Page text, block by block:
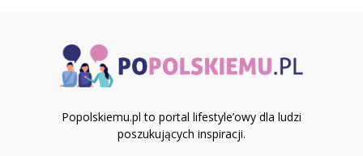
Popolskiemu.pl to portal lifestyle’owy dla ludzi
poszukujących inspiracji.